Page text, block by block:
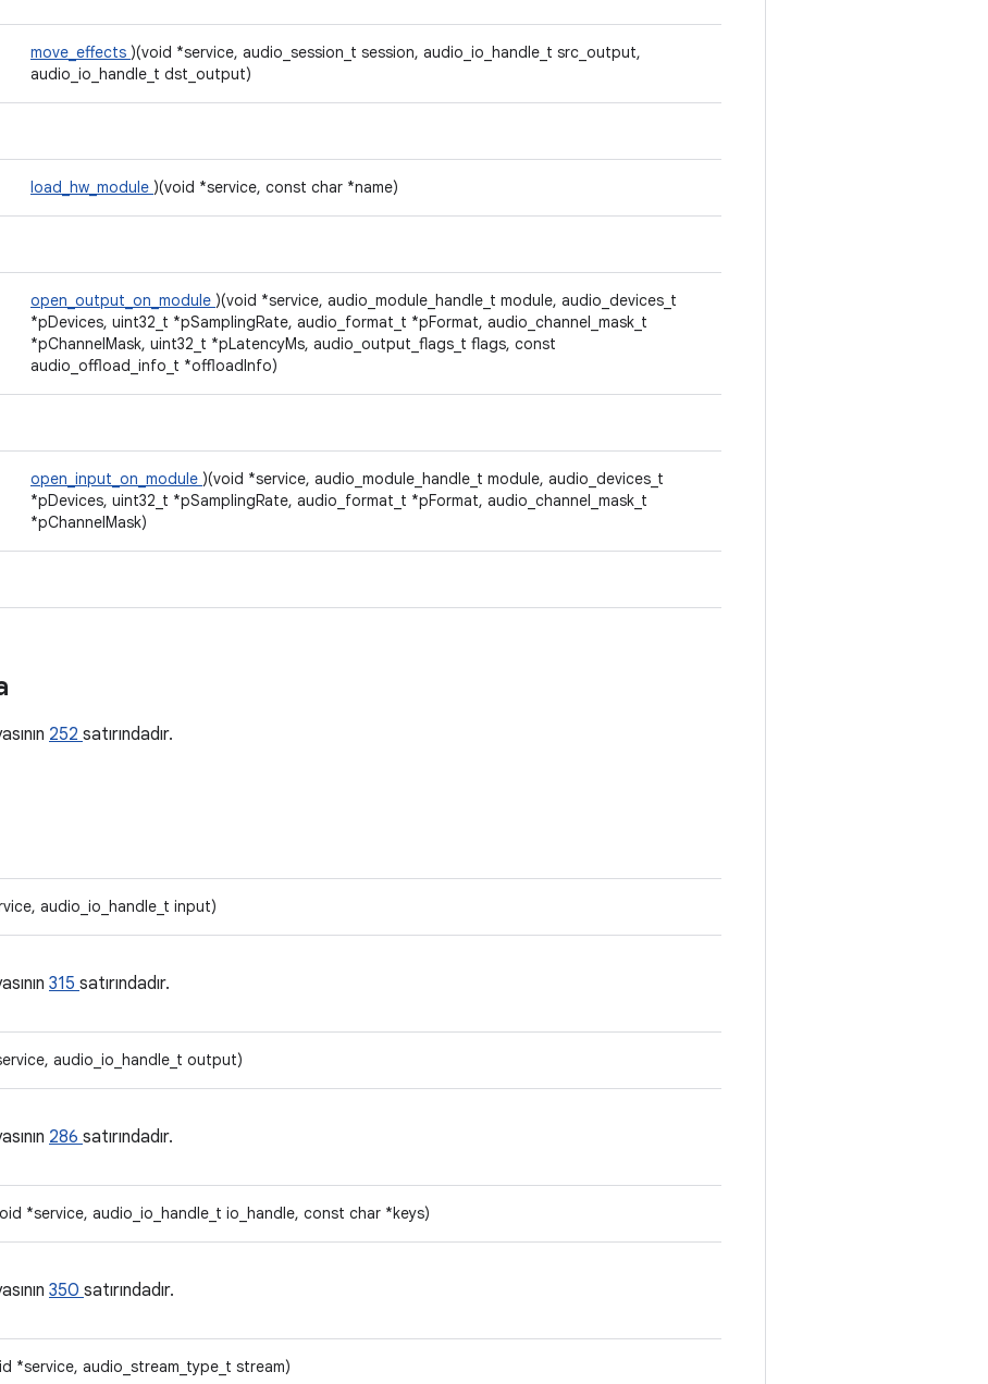
move_effects )(void *service, audio_session_t session, audio_io_handle_t src_output,
audio_io_handle_t dst_output)
load_hw_module )(void *service, const char *name)
open_output_on_module )(void *service, audio_module_handle_t module, audio_devices_t
*pDevices, uint32_t *pSamplingRate, audio_format_t *pFormat, audio_channel_mask_t
*pChannelMask, uint32_t *pLatencyMs, audio_output_flags_t flags, const
audio_offload_info_t *offloadInfo)
open_input_on_module )(void *service, audio_module_handle_t module, audio_devices_t
*pDevices, uint32_t *pSamplingRate, audio_format_t *pFormat, audio_channel_mask_t
*pChannelMask)
252 satırındadır.
audio_io_handle_t input)
315 satırındadır.
audio_io_handle_t output)
286 satırındadır.
*service, audio_io_handle_t io_handle, const char *keys)
350 satırındadır.
*service, audio_stream_type_t stream)